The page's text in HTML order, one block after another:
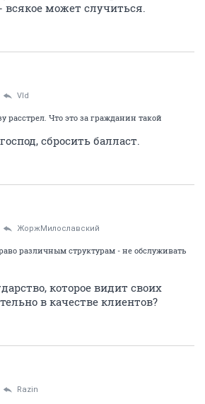
всякое может случиться.
Vld
расстрел. Что это за гражданин такой
сбросить балласт.
ЖоржМилославский
различным структурам - не обслуживать
которое видит своих
в качестве клиентов?
Razin